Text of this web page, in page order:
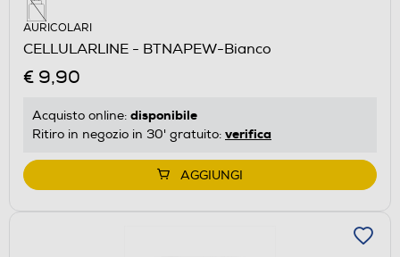
AURICOLARI
CELLULARLINE - BTNAPEW-Bianco
€ 9,90
Acquisto online: disponibile
Ritiro in negozio in 30' gratuito: verifica
AGGIUNGI